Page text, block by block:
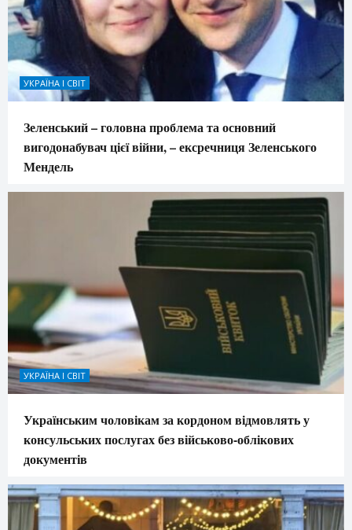
УКРАЇНА І СВІТ
Зеленський – головна проблема та основний
вигодонабувач цієї війни, – ексречниця Зеленського
Мендель
УКРАЇНА І СВІТ
Українським чоловікам за кордоном відмовлять у
консульських послугах без військово-облікових
документів